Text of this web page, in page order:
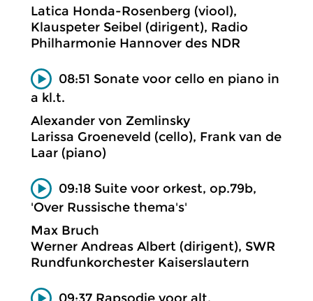
Latica Honda-Rosenberg (viool),
Klauspeter Seibel (dirigent), Radio
Philharmonie Hannover des NDR
08:51 Sonate voor cello en piano in
a kl.t.
Alexander von Zemlinsky
Larissa Groeneveld (cello), Frank van de
Laar (piano)
09:18 Suite voor orkest, op.79b,
'Over Russische thema's'
Max Bruch
Werner Andreas Albert (dirigent), SWR
Rundfunkorchester Kaiserslautern
09:37 Rapsodie voor alt,